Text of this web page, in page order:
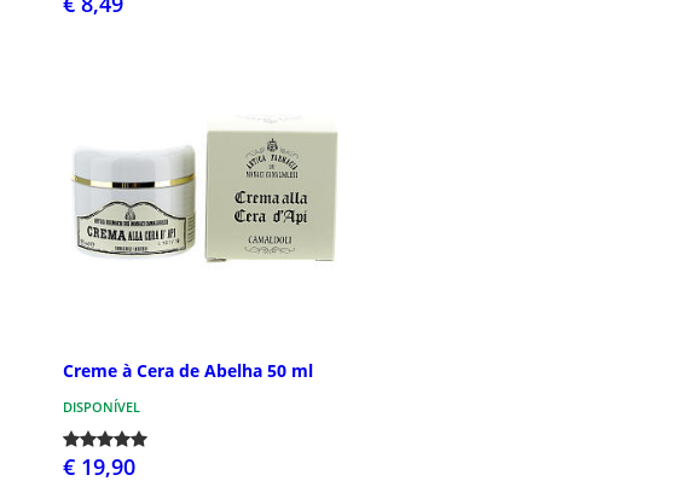
Creme à Cera de Abelha 50 ml
DISPONÍVEL
€ 19,90